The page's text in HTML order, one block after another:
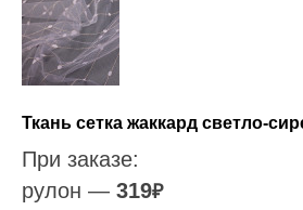
Ткань сетка жаккард светло-
При заказе:
рулон — 319₽